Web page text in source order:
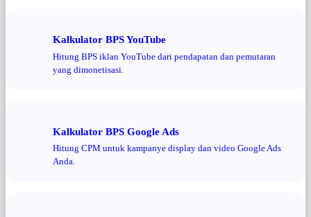
Kalkulator BPS YouTube
Hitung BPS iklan YouTube dari pendapatan dan pemutaran
yang dimonetisasi.
Kalkulator BPS Google Ads
Hitung CPM untuk kampanye display dan video Google Ads
Anda.